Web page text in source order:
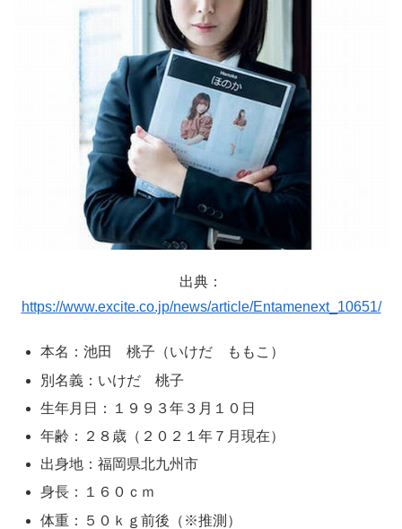
出典：
https://www.excite.co.jp/news/article/Entamenext_10651/
本名：池田 桃子（いけだ ももこ）
別名義：いけだ 桃子
生年月日：１９９３年３月１０日
年齢：２８歳（２０２１年７月現在）
出身地：福岡県北九州市
身長：１６０ｃｍ
体重：５０ｋｇ前後（※推測）